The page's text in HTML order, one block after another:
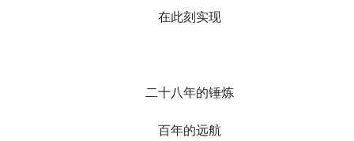
在此刻实现
二十八年的锤炼
百年的远航